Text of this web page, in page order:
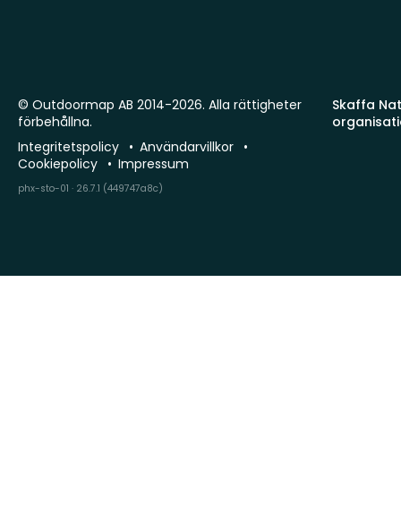
Skaffa
© Outdoormap AB 2014-2026. Alla rättigheter
förbehållna.
Integritetspolicy
Användarvillkor
Cookiepolicy
Impressum
phx-sto-01 · 26.7.1 (449747a8c)